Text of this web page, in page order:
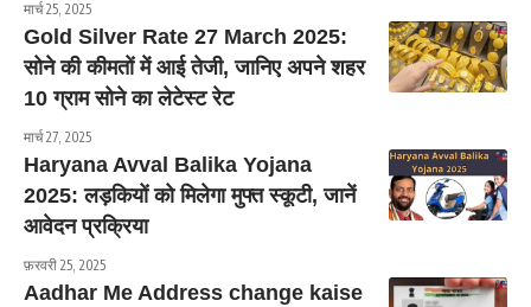
मार्च 25, 2025
Gold Silver Rate 27 March 2025:
सोने की कीमतों में आई तेजी, जानिए अपने शहर
10 ग्राम सोने का लेटेस्ट रेट
मार्च 27, 2025
Haryana Avval Balika Yojana
2025: लड़कियों को मिलेगा मुफ्त स्कूटी, जानें
आवेदन प्रक्रिया
फ़रवरी 25, 2025
Aadhar Me Address change kaise